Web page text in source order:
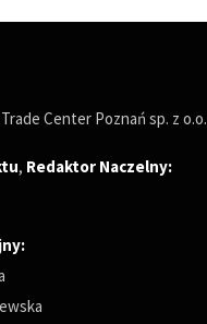
Center Poznań sp. z o.o.
, Redaktor Naczelny: